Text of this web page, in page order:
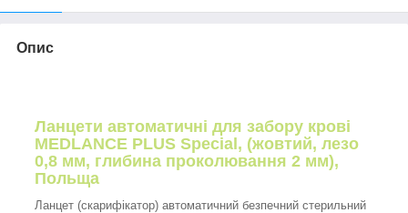
Опис
Ланцети автоматичні для забору крові
MEDLANCE PLUS Special, (жовтий, лезо
0,8 мм, глибина проколювання 2 мм),
Польща
Ланцет (скарифікатор) автоматичний безпечний стерильний